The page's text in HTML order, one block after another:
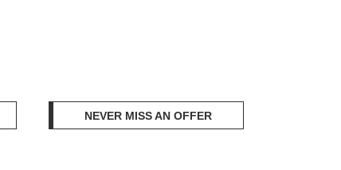
NEVER MISS AN OFFER